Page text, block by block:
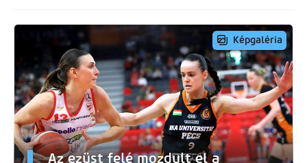
Képgaléria
Az ezüst felé mozdult el a